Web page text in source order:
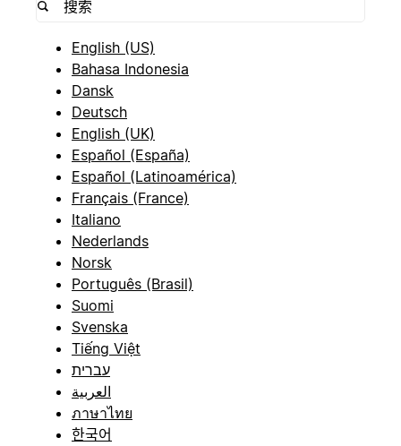
English (US)
Bahasa Indonesia
Dansk
Deutsch
English (UK)
Español (España)
Español (Latinoamérica)
Français (France)
Italiano
Nederlands
Norsk
Português (Brasil)
Suomi
Svenska
Tiếng Việt
עברית
العربية
ภาษาไทย
한국어